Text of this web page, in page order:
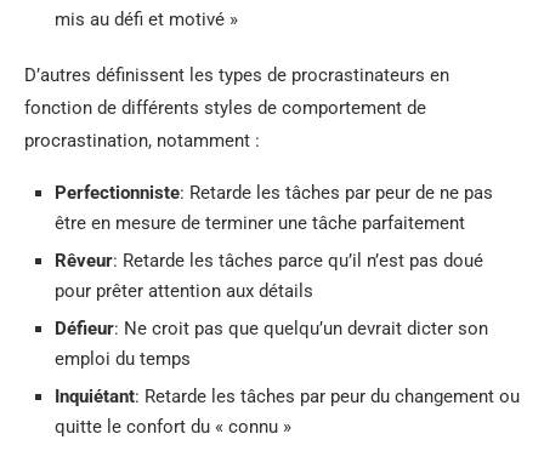
mis au défi et motivé »
D’autres définissent les types de procrastinateurs en
fonction de différents styles de comportement de
procrastination, notamment :
Perfectionniste: Retarde les tâches par peur de ne pas
être en mesure de terminer une tâche parfaitement
Rêveur: Retarde les tâches parce qu’il n’est pas doué
pour prêter attention aux détails
Défieur: Ne croit pas que quelqu’un devrait dicter son
emploi du temps
Inquiétant: Retarde les tâches par peur du changement ou
quitte le confort du « connu »